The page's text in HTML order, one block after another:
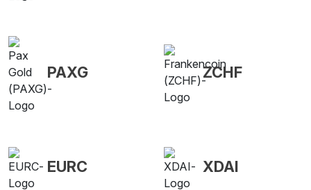
PAXG ZCHF
EURC XDAI